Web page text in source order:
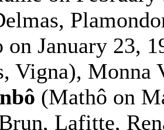
on January 23,
Vigna), Monna
(Mathô on
Lafitte,